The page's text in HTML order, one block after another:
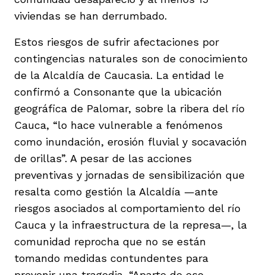
viviendas se han derrumbado.
Estos riesgos de sufrir afectaciones por
contingencias naturales son de conocimiento
de la Alcaldía de Caucasia. La entidad le
confirmó a Consonante que la ubicación
geográfica de Palomar, sobre la ribera del río
Cauca, “lo hace vulnerable a fenómenos
como inundación, erosión fluvial y socavación
de orillas”. A pesar de las acciones
preventivas y jornadas de sensibilización que
resalta como gestión la Alcaldía —ante
riesgos asociados al comportamiento del río
Cauca y la infraestructura de la represa—, la
comunidad reprocha que no se están
tomando medidas contundentes para